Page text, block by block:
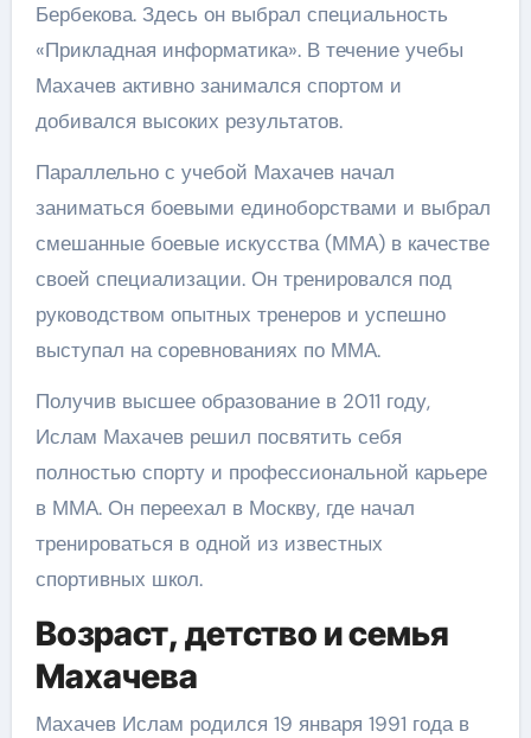
Бербекова. Здесь он выбрал специальность
«Прикладная информатика». В течение учебы
Махачев активно занимался спортом и
добивался высоких результатов.
Параллельно с учебой Махачев начал
заниматься боевыми единоборствами и выбрал
смешанные боевые искусства (ММА) в качестве
своей специализации. Он тренировался под
руководством опытных тренеров и успешно
выступал на соревнованиях по ММА.
Получив высшее образование в 2011 году,
Ислам Махачев решил посвятить себя
полностью спорту и профессиональной карьере
в ММА. Он переехал в Москву, где начал
тренироваться в одной из известных
спортивных школ.
Возраст, детство и семья
Махачева
Махачев Ислам родился 19 января 1991 года в